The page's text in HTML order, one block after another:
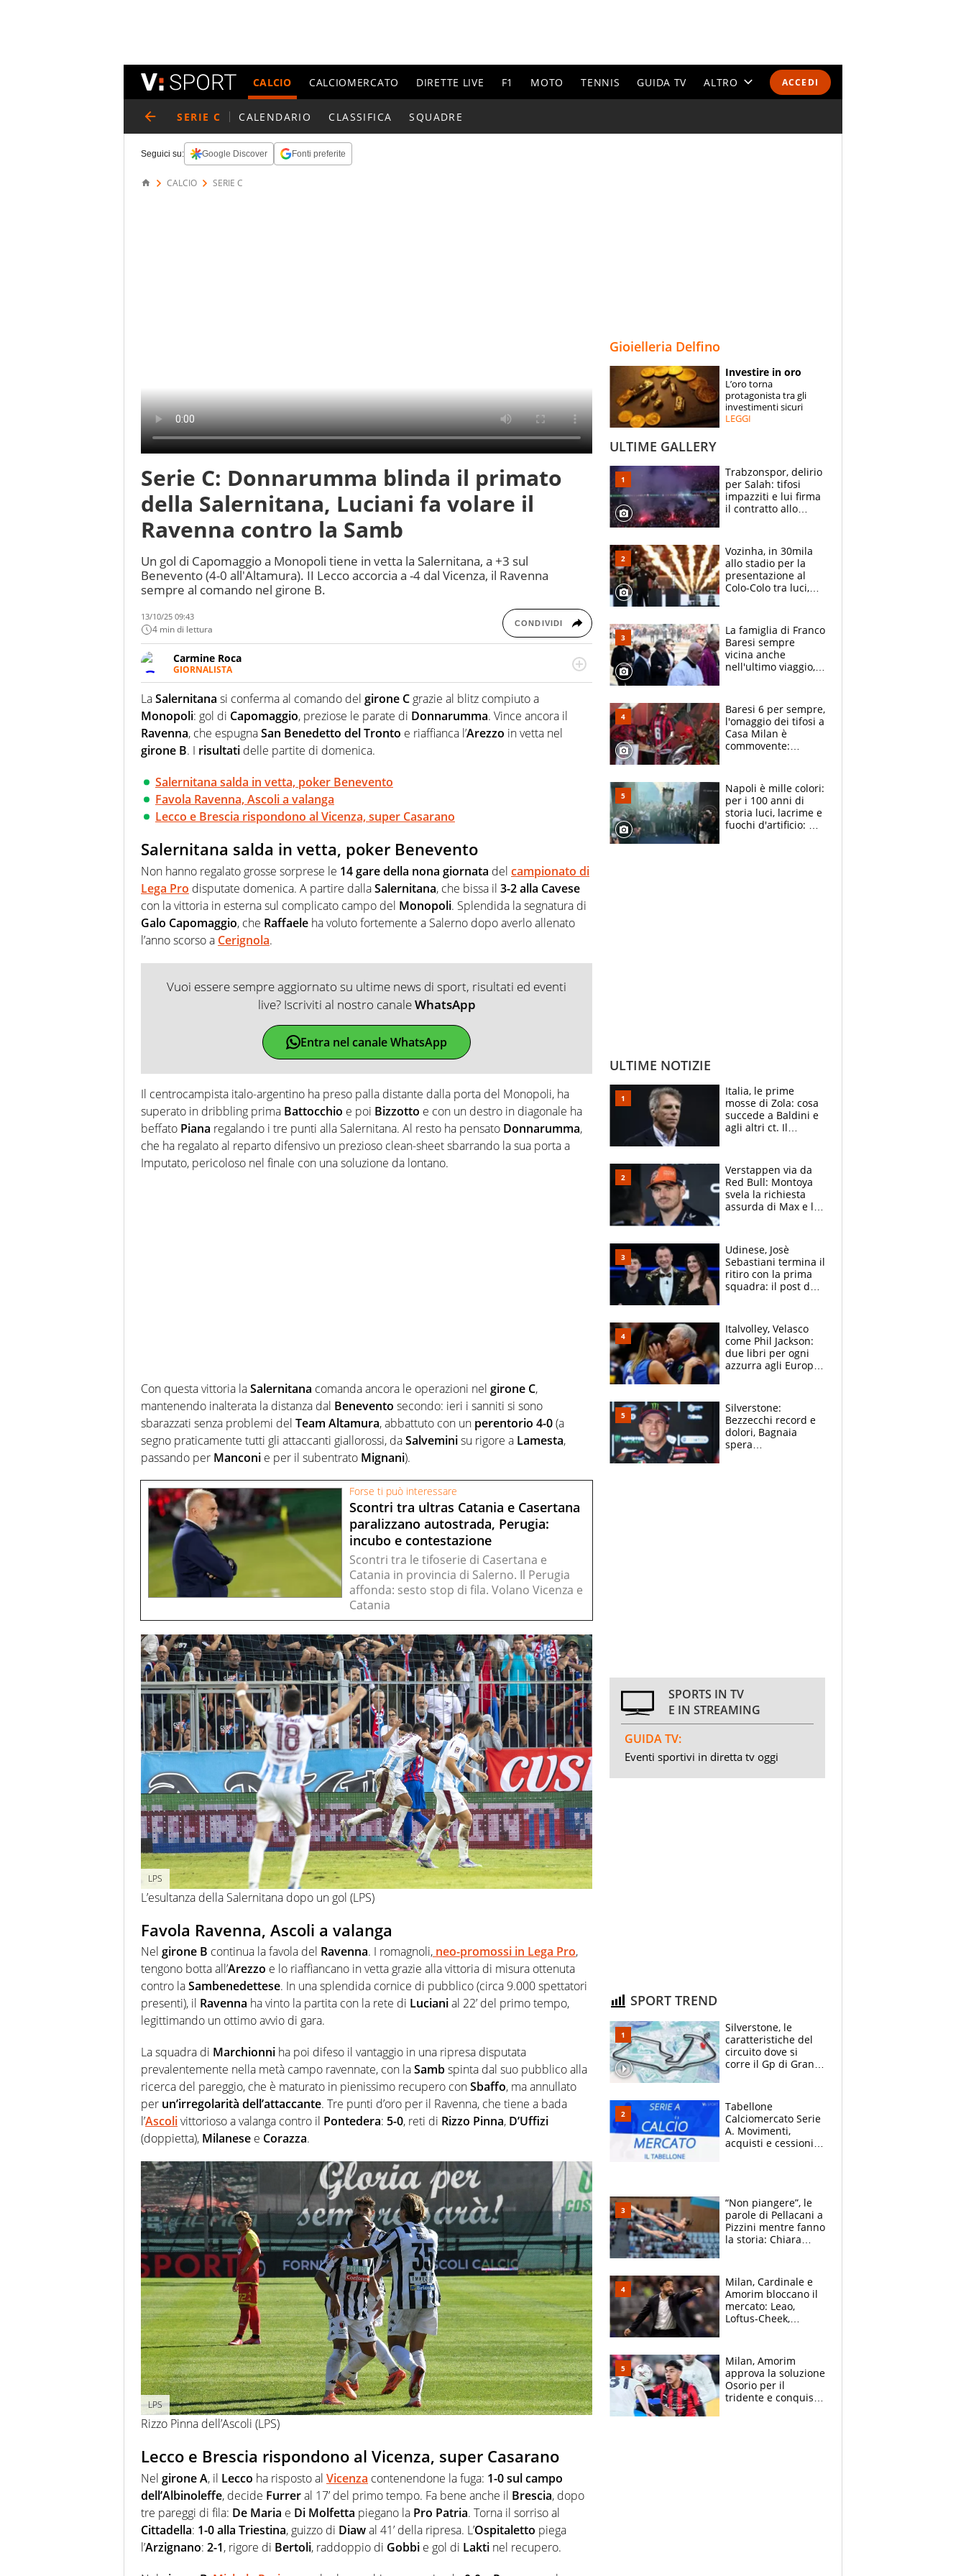
ACCEDI
CALCIO CALCIOMERCATO DIRETTE LIVE F1 MOTO TENNIS GUIDA TV ALTRO
ESPERTI
CONTATTI
SERIE C CALENDARIO CLASSIFICA SQUADRE
Seguici su: Google Discover Fonti preferite
CALCIO SERIE C
Serie C: Donnarumma blinda il primato
della Salernitana, Luciani fa volare il
Ravenna contro la Samb
Un gol di Capomaggio a Monopoli tiene in vetta la Salernitana, a +3 sul
Benevento (4-0 all'Altamura). II Lecco accorcia a -4 dal Vicenza, il Ravenna
sempre al comando nel girone B.
13/10/25 09:43
4 min di lettura CONDIVIDI
Carmine Roca
GIORNALISTA
Giornalista pubblicista, appassionato di calcio in tutte le sue sfaccettature, con una
particolare predilezione per i campionati minori.
LaSalernitana si conferma al comando del girone C grazie al blitz compiuto a
Monopoli: gol di Capomaggio, preziose le parate di Donnarumma. Vince ancora il
Ravenna, che espugnaSan Benedetto del Tronto e riaffianca l’Arezzo in vetta nel
girone B. I risultati delle partite di domenica.
Salernitana salda in vetta, poker Benevento
Favola Ravenna, Ascoli a valanga
Lecco e Brescia rispondono al Vicenza, super Casarano
Salernitana salda in vetta, poker Benevento
Non hanno regalato grosse sorprese le 14 gare della nona giornata del campionato di
Lega Pro disputate domenica. A partire dallaSalernitana, che bissa il 3-2 alla Cavese
con la vittoria in esterna sul complicato campo del Monopoli. Splendida la segnatura di
Galo Capomaggio, che Raffaele ha voluto fortemente a Salerno dopo averlo allenato
l’anno scorso a Cerignola.
Vuoi essere sempre aggiornato su ultime news di sport, risultati ed eventi
live? Iscriviti al nostro canaleWhatsApp
Entra nel canale WhatsApp
Il centrocampista italo-argentino ha preso palla distante dalla porta del Monopoli, ha
superato in dribbling prima Battocchio e poi Bizzotto e con un destro in diagonale ha
beffato Piana regalando i tre punti alla Salernitana. Al resto ha pensato Donnarumma,
che ha regalato al reparto difensivo un prezioso clean-sheet sbarrando la sua porta a
Imputato, pericoloso nel finale con una soluzione da lontano.
Con questa vittoria laSalernitana comanda ancora le operazioni nel girone C,
mantenendo inalterata la distanza dal Benevento secondo: ieri i sanniti si sono
sbarazzati senza problemi del Team Altamura, abbattuto con un perentorio 4-0(a
segno praticamente tutti gli attaccanti giallorossi, daSalveminisu rigore a Lamesta,
passando per Manconi e per il subentrato Mignani).
Forse ti può interessare
Scontri tra ultras Catania e Casertana
paralizzano autostrada, Perugia:
incubo e contestazione
Scontri tra le tifoserie di Casertana e
Catania in provincia di Salerno. Il Perugia
affonda: sesto stop di fila. Volano Vicenza e
Catania
LPS
L’esultanza della Salernitana dopo un gol (LPS)
Favola Ravenna, Ascoli a valanga
Nel girone B continua la favola del Ravenna. I romagnoli, neo-promossi in Lega Pro,
tengono botta all’Arezzo e lo riaffiancano in vetta grazie alla vittoria di misura ottenuta
contro laSambenedettese. In una splendida cornice di pubblico (circa 9.000 spettatori
presenti), il Ravenna ha vinto la partita con la rete di Lucianial 22’ del primo tempo,
legittimando un ottimo avvio di gara.
La squadra di Marchionni ha poi difeso il vantaggio in una ripresa disputata
prevalentemente nella metà campo ravennate, con laSambspinta dal suo pubblico alla
ricerca del pareggio, che è maturato in pienissimo recupero conSbaffo, ma annullato
per un’irregolarità dell’attaccante. Tre punti d’oro per il Ravenna, che tiene a bada
l’Ascolivittorioso a valanga contro il Pontedera: 5-0, reti di Rizzo Pinna, D’Uffizi
(doppietta), Milanese e Corazza.
LPS
Rizzo Pinna dell’Ascoli (LPS)
Lecco e Brescia rispondono al Vicenza, super Casarano
Nel girone A, il Lecco ha risposto al Vicenza contenendone la fuga: 1-0 sul campo
dell’Albinoleffe, decide Furreral 17’ del primo tempo. Fa bene anche il Brescia, dopo
tre pareggi di fila: De Maria e Di Molfetta piegano la Pro Patria. Torna il sorriso al
Cittadella: 1-0 alla Triestina, guizzo di Diawal 41’ della ripresa. L’Ospitaletto piega
l’Arzignano: 2-1, rigore di Bertoli, raddoppio di Gobbi e gol di Lakti nel recupero.
Gioielleria Delfino
Investire in oro
L’oro torna
protagonista tra gli
investimenti sicuri
LEGGI
ULTIME GALLERY
Trabzonspor, delirio
per Salah: tifosi
impazziti e lui firma
il contratto allo
Vozinha, in 30mila
allo stadio per la
presentazione al
Colo-Colo tra luci,
La famiglia di Franco
Baresi sempre
vicina anche
nell'ultimo viaggio,
circondati
dall'affetto dei tifosi
Baresi 6 per sempre,
l'omaggio dei tifosi a
Casa Milan è
commovente:
bigliettini
Napoli è mille colori:
per i 100 anni di
storia luci, lacrime e
fuochi d'artificio: De
ULTIME NOTIZIE
Italia, le prime
mosse di Zola: cosa
succede a Baldini e
agli altri ct. Il
azzurri
Verstappen via da
Red Bull: Montoya
svela la richiesta
assurda di Max e lo
McLaren siano
meglio?”
Udinese, Josè
Sebastiani termina il
ritiro con la prima
squadra: il post del
sfondo
Italvolley, Velasco
come Phil Jackson:
due libri per ogni
azzurra agli Europei.
Silverstone:
Bezzecchi record e
dolori, Bagnaia
spera
SPORTS IN TV
E IN STREAMING
GUIDA TV:
Eventi sportivi in diretta tv oggi
SPORT TREND
Silverstone, le
caratteristiche del
circuito dove si
corre il Gp di Gran
Tabellone
Calciomercato Serie
A. Movimenti,
acquisti e cessioni:
“Non piangere”, le
parole di Pellacani a
Pizzini mentre fanno
la storia: Chiara
Milan, Cardinale e
Amorim bloccano il
mercato: Leao,
Loftus-Cheek,
Soulè e Osorio nel
mirino
Milan, Amorim
approva la soluzione
Osorio per il
tridente e conquista